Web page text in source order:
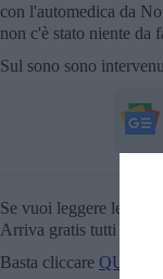
con l'automedica da
non c'è stato niente da
Sul sono sono
Se vuoi leggere le
Arriva gratis tutti i
Basta cliccare QUI